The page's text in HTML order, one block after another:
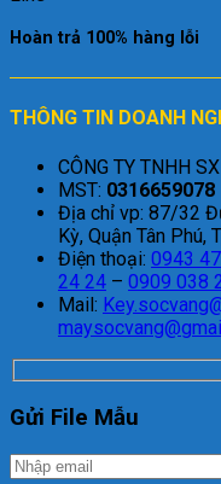
Hoàn trả 100% hàng lỗi
THÔNG TIN DOANH
CÔNG TY TNHH
MST: 0316659078
Địa chỉ vp: 87/32
Kỳ, Quận Tân Phú,
Điện thoại: 0943
24 24 – 0909 038
Mail:
Gửi File Mẫu